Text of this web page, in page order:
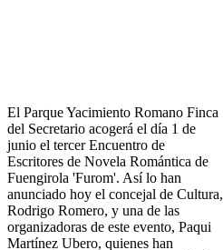
El Parque Yacimiento Romano Finca
del Secretario acogerá el día 1 de
junio el tercer Encuentro de
Escritores de Novela Romántica de
Fuengirola 'Furom'. Así lo han
anunciado hoy el concejal de Cultura,
Rodrigo Romero, y una de las
organizadoras de este evento, Paqui
Martínez Ubero, quienes han